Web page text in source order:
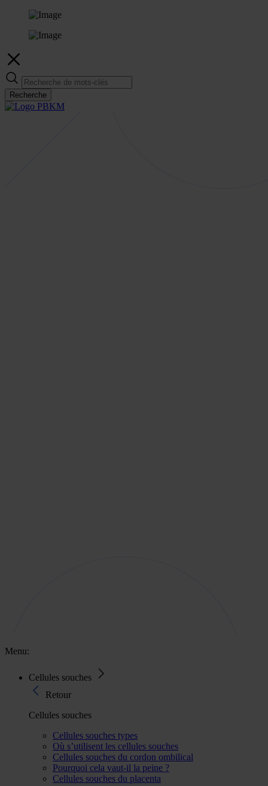
Recherche
Menu:
Cellules souches
Retour
Cellules souches
Cellules souches types
Où s’utilisent les cellules souches
Cellules souches du cordon ombilical
Pourquoi cela vaut-il la peine ?
Cellules souches du placenta